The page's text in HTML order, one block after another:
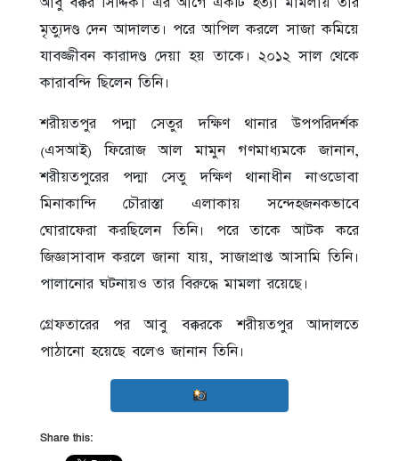
মৃত্যুদণ্ড দেন আদালত। পরে আপিল করলে সাজা কমিয়ে
যাবজ্জীবন কারাদণ্ড দেয়া হয় তাকে। ২০১২ সাল থেকে
কারাবন্দি ছিলেন তিনি।
শরীয়তপুর পদ্মা সেতুর দক্ষিণ থানার উপপরিদর্শক
(এসআই) ফিরোজ আল মামুন গণমাধ্যমকে জানান,
শরীয়তপুরের পদ্মা সেতু দক্ষিণ থানাধীন নাওডোবা
মিনাকান্দি চৌরাস্তা এলাকায় সন্দেহজনকভাবে
ঘোরাফেরা করছিলেন তিনি। পরে তাকে আটক করে
জিজ্ঞাসাবাদ করলে জানা যায়, সাজাপ্রাপ্ত আসামি তিনি।
পালানোর ঘটনায়ও তার বিরুদ্ধে মামলা রয়েছে।
গ্রেফতারের পর আবু বক্করকে শরীয়তপুর আদালতে
পাঠানো হয়েছে বলেও জানান তিনি।
Share this: